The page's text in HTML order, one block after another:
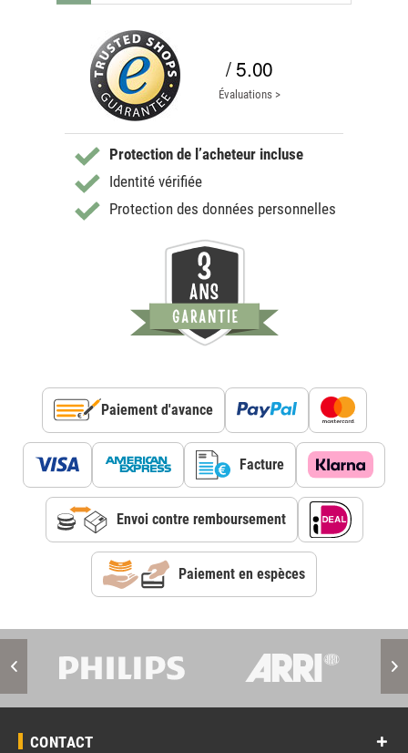
/ 5.00
Évaluations >
Protection de l’acheteur incluse
Identité vérifiée
Protection des données personnelles
Paiement d'avance
Facture
Envoi contre remboursement
Paiement en espèces
CONTACT